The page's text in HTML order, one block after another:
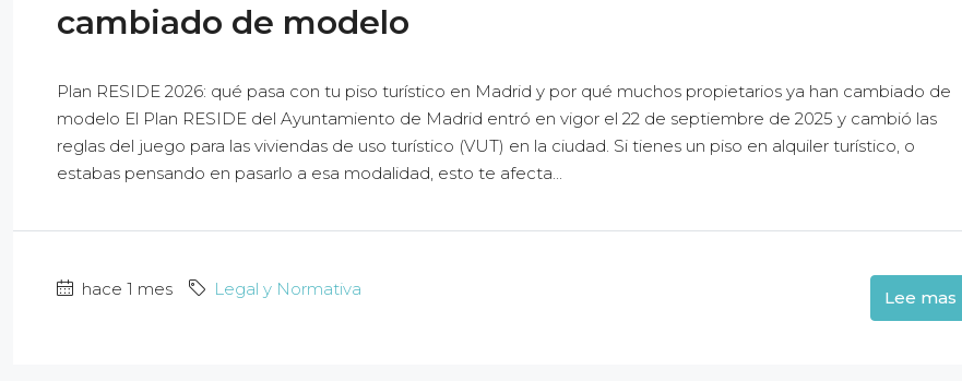
cambiado de modelo
Plan RESIDE 2026: qué pasa con tu piso turístico en Madrid y por qué muchos propietarios ya han cambiado de
modelo El Plan RESIDE del Ayuntamiento de Madrid entró en vigor el 22 de septiembre de 2025 y cambió las
reglas del juego para las viviendas de uso turístico (VUT) en la ciudad. Si tienes un piso en alquiler turístico, o
estabas pensando en pasarlo a esa modalidad, esto te afecta...
hace 1 mes Legal y Normativa Lee mas